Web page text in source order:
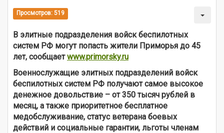
Просмотров: 519
В элитные подразделения войск беспилотных
систем РФ могут попасть жители Приморья до 45
лет, сообщаетwww.primorsky.ru
Военнослужащие элитных подразделений войск
беспилотных систем РФ получают самое высокое
денежное довольствие – от 350 тысяч рублей в
месяц, а также приоритетное бесплатное
медобслуживание, статус ветерана боевых
действий и социальные гарантии, льготы членам